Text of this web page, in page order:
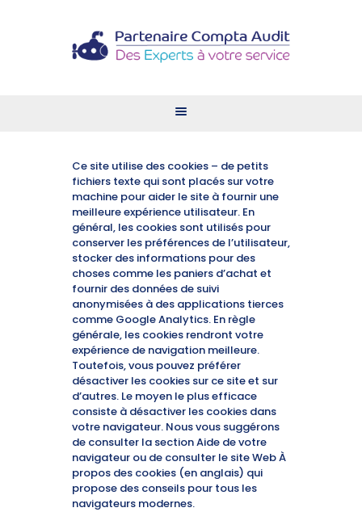
OFFRES D’EMPLOI
CONTACT
ESPACE CLIENT
Ce site utilise des cookies – de petits
fichiers texte qui sont placés sur votre
machine pour aider le site à fournir une
meilleure expérience utilisateur. En
général, les cookies sont utilisés pour
conserver les préférences de l’utilisateur,
stocker des informations pour des
choses comme les paniers d’achat et
fournir des données de suivi
anonymisées à des applications tierces
comme Google Analytics. En règle
générale, les cookies rendront votre
expérience de navigation meilleure.
Toutefois, vous pouvez préférer
désactiver les cookies sur ce site et sur
d’autres. Le moyen le plus efficace
consiste à désactiver les cookies dans
votre navigateur. Nous vous suggérons
de consulter la section Aide de votre
navigateur ou de consulter le site WebÀ
propos des cookies (en anglais) qui
propose des conseils pour tous les
navigateurs modernes.